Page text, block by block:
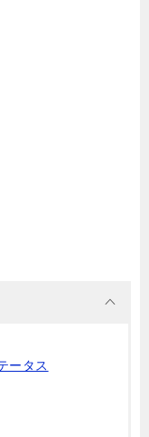
ータス